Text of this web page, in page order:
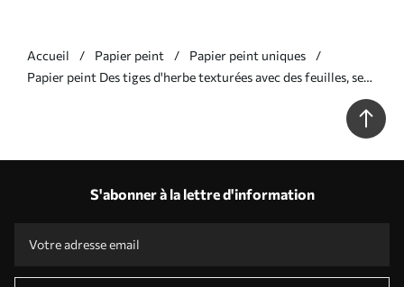
Accueil Papier peint
Papier peint uniques
Papier peint Des tiges d'herbe texturées avec des feuilles, se
balançant doucement sur un fond doux et discret N° w09752
S'abonner à la lettre d'information